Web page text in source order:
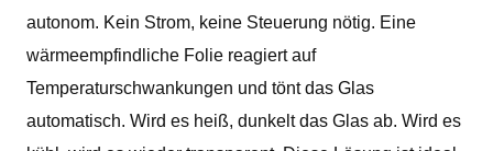
autonom. Kein Strom, keine Steuerung nötig. Eine
wärmeempfindliche Folie reagiert auf
Temperaturschwankungen und tönt das Glas
automatisch. Wird es heiß, dunkelt das Glas ab. Wird es